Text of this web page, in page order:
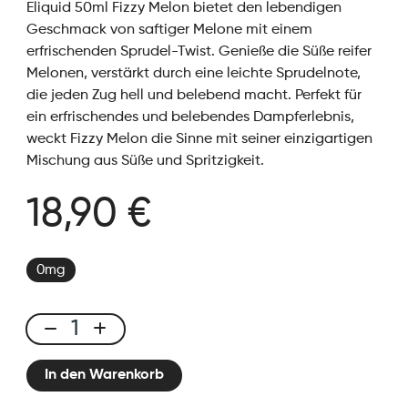
Eliquid 50ml Fizzy Melon bietet den lebendigen
Geschmack von saftiger Melone mit einem
erfrischenden Sprudel-Twist. Genieße die Süße reifer
Melonen, verstärkt durch eine leichte Sprudelnote,
die jeden Zug hell und belebend macht. Perfekt für
ein erfrischendes und belebendes Dampferlebnis,
weckt Fizzy Melon die Sinne mit seiner einzigartigen
Mischung aus Süße und Spritzigkeit.
18,90 €
0mg
E-
liquid
50mlIn den Warenkorb